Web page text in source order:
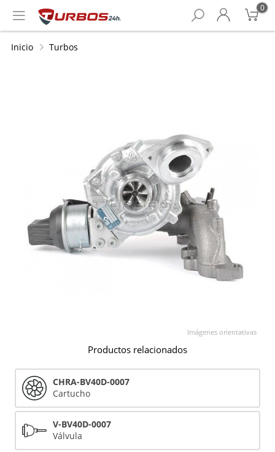
0
Inicio Turbos
Imágenes orientativas
Productos relacionados
CHRA-BV40D-0007
Cartucho
V-BV40D-0007
Válvula